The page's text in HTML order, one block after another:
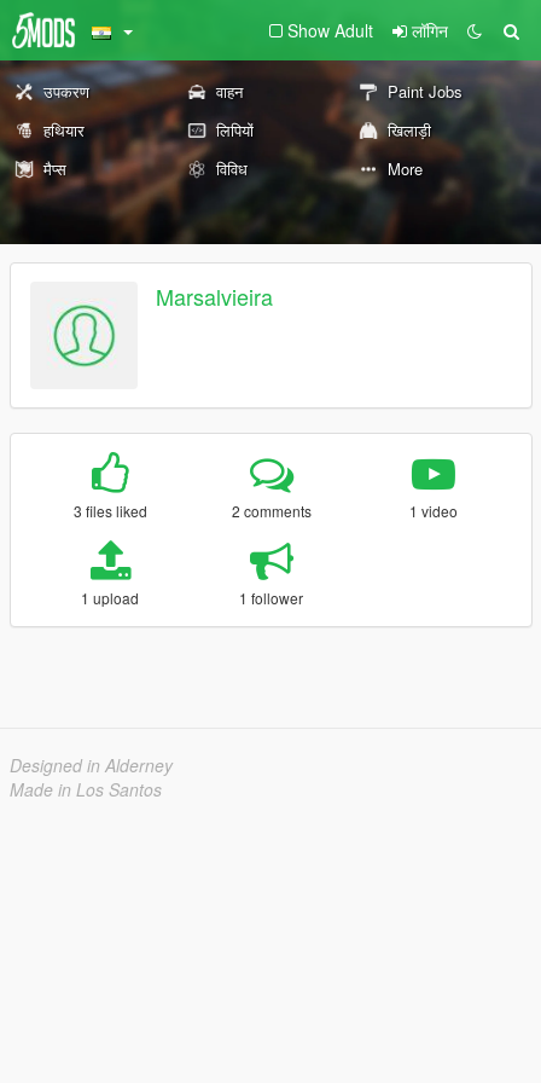
Show Adult लॉगिन
उपकरण वाहन
Paint Jobs
हथियार
लिपियों
खिलाड़ी
मैप्स
विविध More
Marsalvieira
3 files liked 2 comments 1 video
1 upload 1 follower
Designed in Alderney
Made in Los Santos